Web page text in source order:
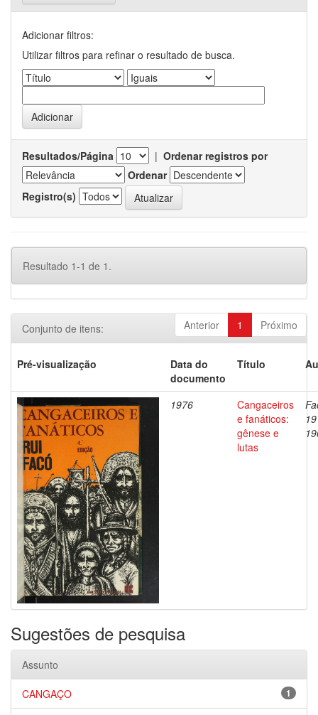
Adicionar filtros:
Utilizar filtros para refinar o resultado de busca.
Resultados/Página | Ordenar registros por
Ordenar
Registro(s)
Resultado 1-1 de 1.
Anterior 1 Próximo
Conjunto de itens:
Pré-visualização
Data do
documento
Título
1976
Cangaceiros
e fanáticos:
gênese e
lutas
Sugestões de pesquisa
Assunto
1
CANGAÇO